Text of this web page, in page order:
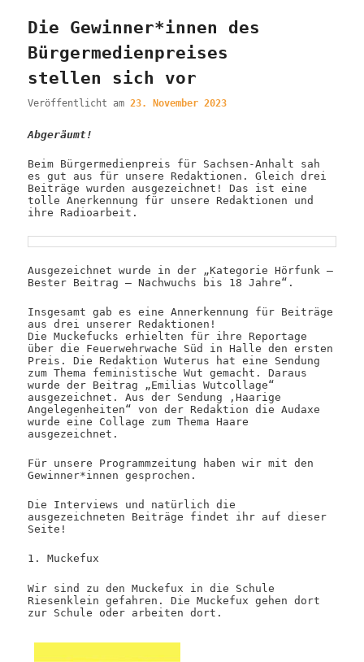
Die Gewinner*innen des
Bürgermedienpreises
stellen sich vor
Veröffentlicht am23. November 2023
Abgeräumt!
Beim Bürgermedienpreis für Sachsen-Anhalt sah
es gut aus für unsere Redaktionen. Gleich drei
Beiträge wurden ausgezeichnet! Das ist eine
tolle Anerkennung für unsere Redaktionen und
ihre Radioarbeit.
Ausgezeichnet wurde in der „Kategorie Hörfunk –
Bester Beitrag – Nachwuchs bis 18 Jahre“.
Insgesamt gab es eine Annerkennung für Beiträge
aus drei unserer Redaktionen!
Die Muckefucks erhielten für ihre Reportage
über die Feuerwehrwache Süd in Halle den ersten
Preis. Die Redaktion Wuterus hat eine Sendung
zum Thema feministische Wut gemacht. Daraus
wurde der Beitrag „Emilias Wutcollage“
ausgezeichnet. Aus der Sendung ‚Haarige
Angelegenheiten“ von der Redaktion die Audaxe
wurde eine Collage zum Thema Haare
ausgezeichnet.
Für unsere Programmzeitung haben wir mit den
Gewinner*innen gesprochen.
Die Interviews und natürlich die
ausgezeichneten Beiträge findet ihr auf dieser
Seite!
1. Muckefux
Wir sind zu den Muckefux in die Schule
Riesenklein gefahren. Die Muckefux gehen dort
zur Schule oder arbeiten dort.